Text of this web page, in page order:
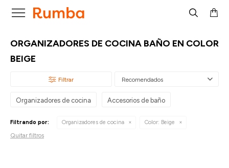

ORGANIZADORES DE COCINA BAÑO EN COLOR
BEIGE
Recomendados
Organizadores de cocina Accesorios de baño
Filtrando por: Organizadores de cocina Color: Beige
Quitar filtros